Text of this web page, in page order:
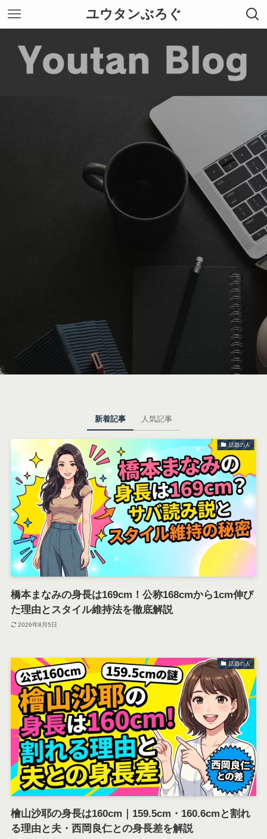
ユウタンぶろぐ
新着記事 人気記事
話題の人
橋本まなみの身長は169cm！公称168cmから1cm伸び
た理由とスタイル維持法を徹底解説
2026年8月5日
話題の人
檜山沙耶の身長は160cm｜159.5cm・160.6cmと割れ
る理由と夫・西岡良仁との身長差を解説